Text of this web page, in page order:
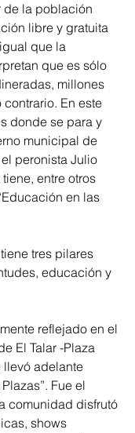
de la población
libre y gratuita
que la
que es sólo
millones
En este
donde se para y
municipal de
peronista Julio
entre otros
en las
tres pilares
educación y
reflejado en el
El Talar -Plaza
llevó adelante
Fue el
comunidad disfrutó
shows